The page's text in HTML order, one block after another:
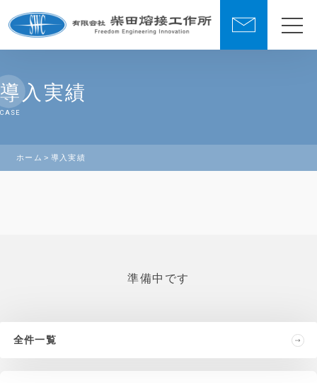
導入実績
CASE
ホーム 導入実績
準備中です
全件一覧